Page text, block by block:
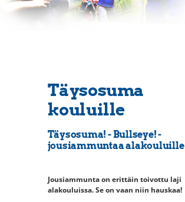
Täysosuma
kouluille
Täysosuma! - Bullseye! -
jousiammuntaa alakouluille
Jousiammunta on erittäin toivottu laji
alakouluissa. Se on vaan niin hauskaa!